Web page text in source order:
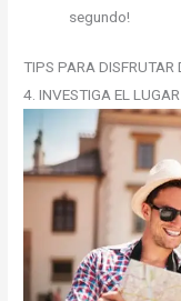
segundo!
TIPS PARA
4. INVESTIGA EL